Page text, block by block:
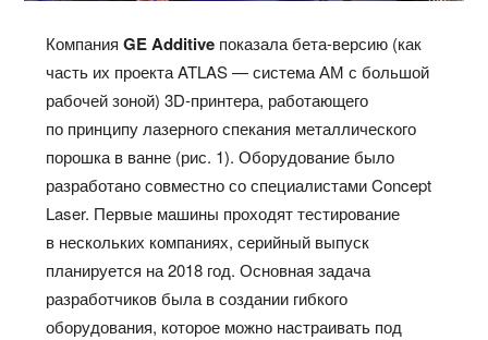
КомпанияGE Additive показала бета-версию (как
часть их проекта ATLAS — система АМ с большой
рабочей зоной) 3D-принтера, работающего
по принципу лазерного спекания металлического
порошка в ванне (рис. 1). Оборудование было
разработано совместно со специалистами Concept
Laser. Первые машины проходят тестирование
в нескольких компаниях, серийный выпуск
планируется на 2018 год. Основная задача
разработчиков была в создании гибкого
оборудования, которое можно настраивать под